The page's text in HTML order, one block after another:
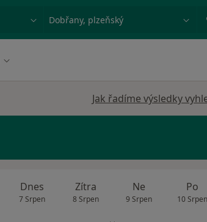
Město nebo region
Jak řadíme výsledky
Dnes
7 Srpen
Zítra
8 Srpen
Ne
9 Srpen
Po
10 Srpen